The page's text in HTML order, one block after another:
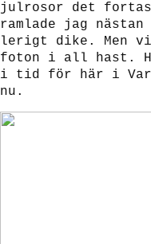
julrosor det
ramlade jag
lerigt dike. Men vi
foton i all hast.
i tid för här i
nu.